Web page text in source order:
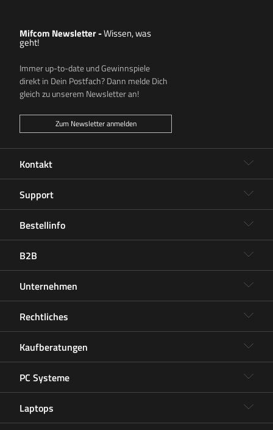
Kontakt
Support
Bestellinfo
B2B
Unternehmen
Rechtliches
Kaufberatungen
PC Systeme
Laptops
Mifcom Newsletter-Wissen, was
geht!
Immer up-to-date und Gewinnspiele
direkt in Dein Postfach? Dann melde Dich
gleich zu unserem Newsletter an!
Zum Newsletter anmelden